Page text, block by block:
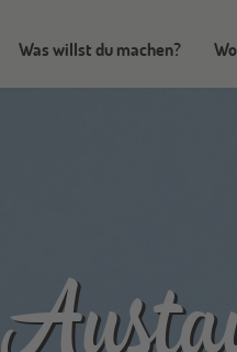
Was willst du machen?